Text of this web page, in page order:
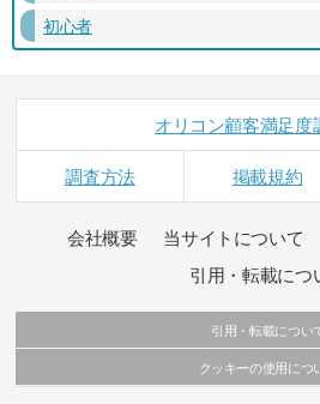
初心者
オリコン顧客満足度
調査方法 掲載規約
会社概要 当サイトについて
引用・転載につ
引用・転載につい
当サイトで公開されている情報（文字、写真、イラス
クッキーの使用につ